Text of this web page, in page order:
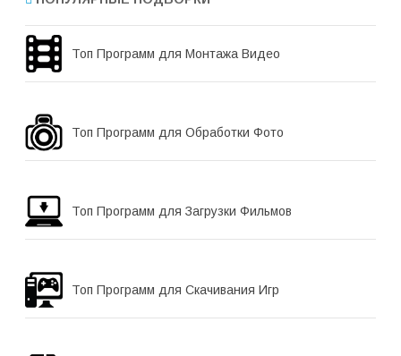
Топ Программ для Монтажа Видео
Топ Программ для Обработки Фото
Топ Программ для Загрузки Фильмов
Топ Программ для Скачивания Игр